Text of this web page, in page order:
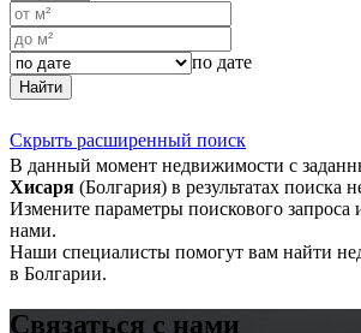
по дате
Найти
Скрыть расширенный поиск
В данный момент недвижимости с
Хисаря (Болгария) в результатах поиска
Измените параметры поискового запроса
нами.
Наши специалисты помогут вам найти
в Болгарии.
Связаться с нами